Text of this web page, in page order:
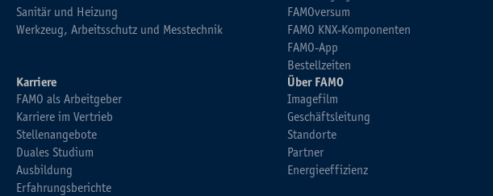
Sanitär und Heizung
Werkzeug, Arbeitsschutz und Messtechnik
FAMOversum
FAMO KNX-Komponenten
FAMO-App
Bestellzeiten
Karriere
FAMO als Arbeitgeber
Karriere im Vertrieb
Stellenangebote
Duales Studium
Ausbildung
Erfahrungsberichte
Über FAMO
Imagefilm
Geschäftsleitung
Standorte
Partner
Energieeffizienz